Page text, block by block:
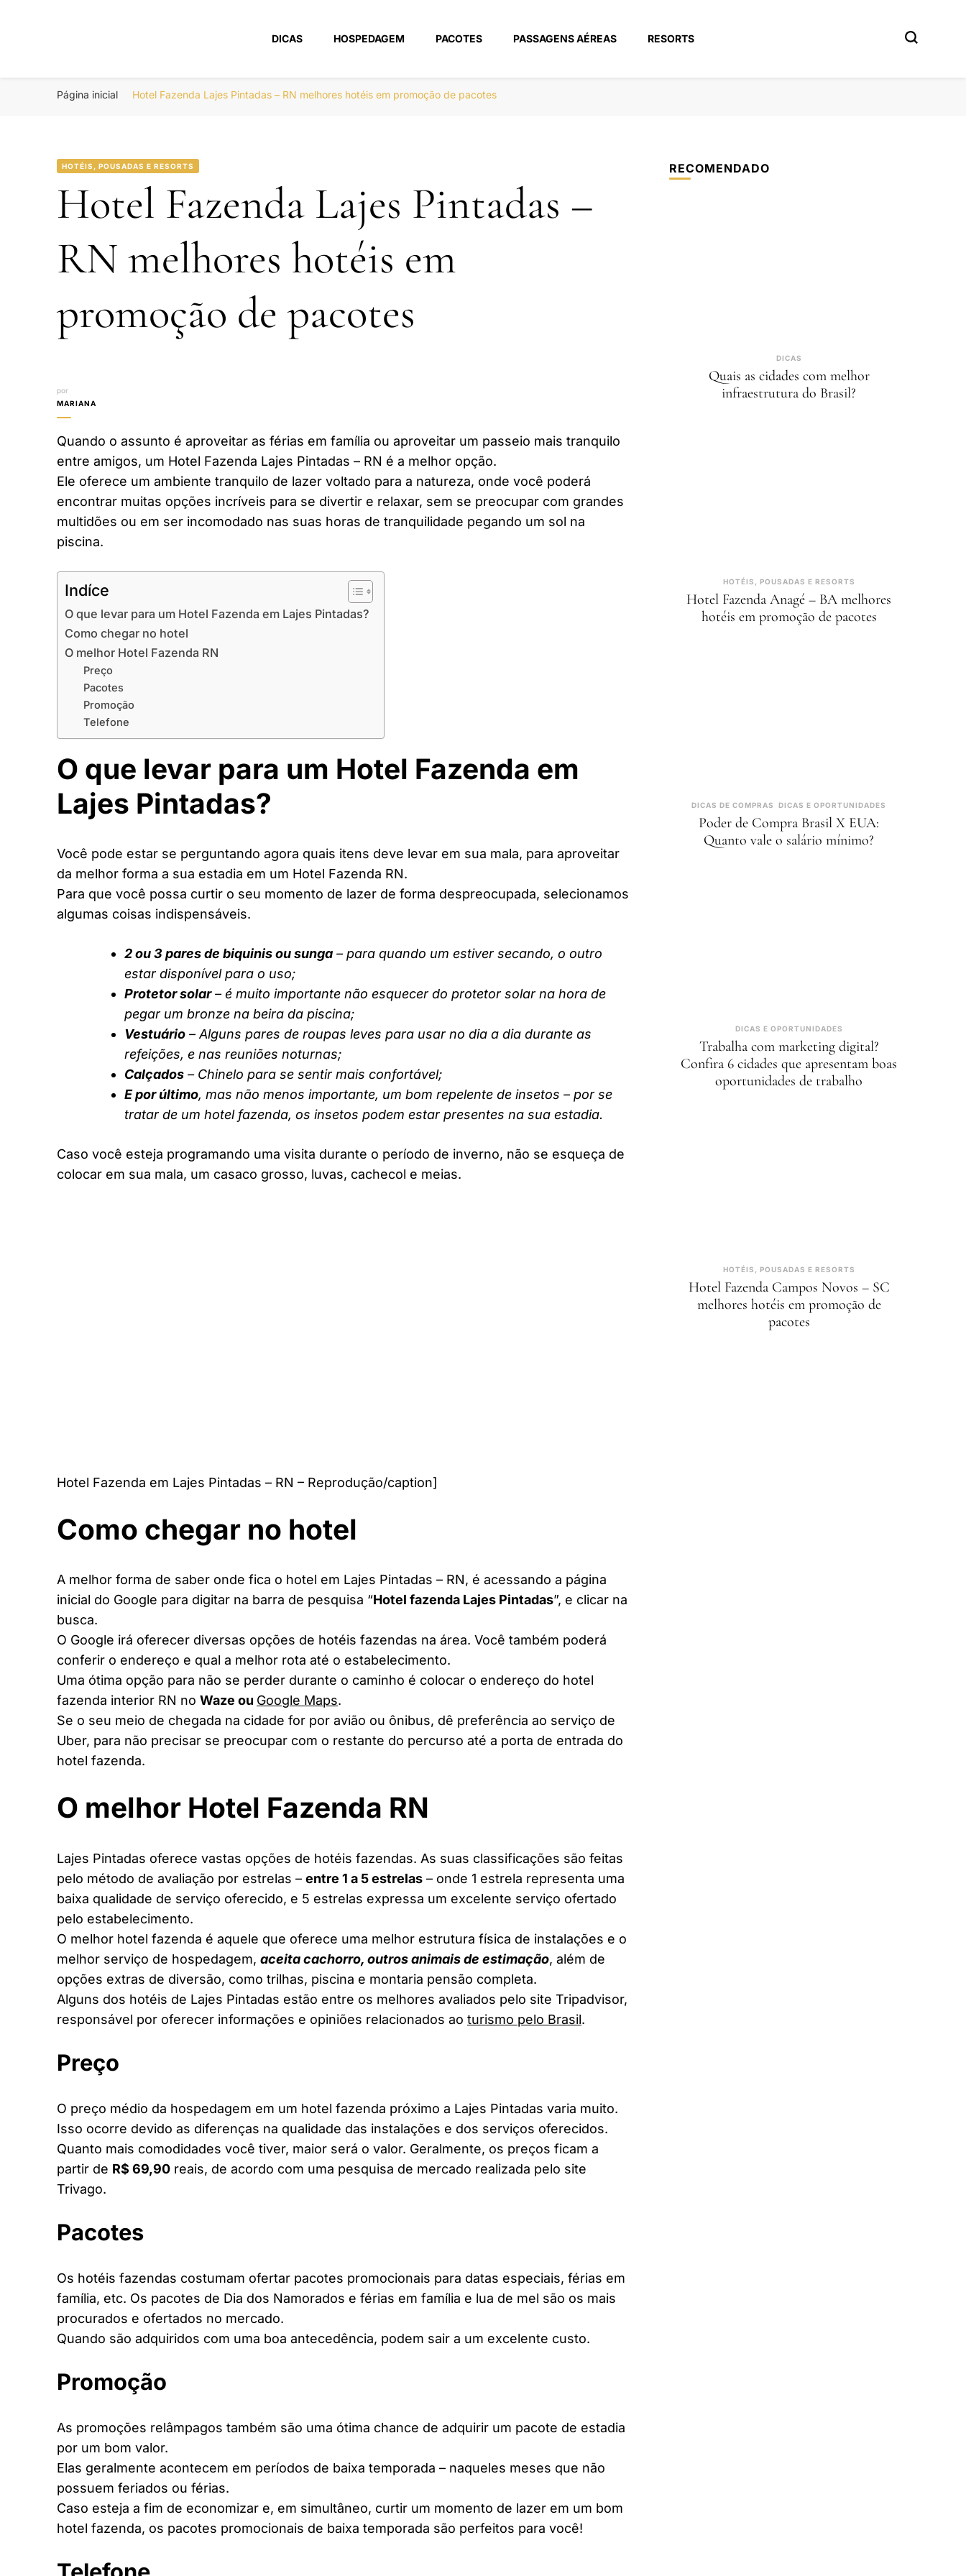
Portal Boa Viagem
DICAS HOSPEDAGEM PACOTES PASSAGENS AÉREAS RESORTS
Página inicial Hotel Fazenda Lajes Pintadas – RN melhores hotéis em promoção de pacotes
HOTÉIS, POUSADAS E RESORTS
Hotel Fazenda Lajes Pintadas –
RN melhores hotéis em
promoção de pacotes
por
MARIANA
Quando o assunto é aproveitar as férias em família ou aproveitar um passeio mais tranquilo
entre amigos, um Hotel Fazenda Lajes Pintadas – RN é a melhor opção.
Ele oferece um ambiente tranquilo de lazer voltado para a natureza, onde você poderá
encontrar muitas opções incríveis para se divertir e relaxar, sem se preocupar com grandes
multidões ou em ser incomodado nas suas horas de tranquilidade pegando um sol na
piscina.
Indíce
O que levar para um Hotel Fazenda em Lajes Pintadas?
Como chegar no hotel
O melhor Hotel Fazenda RN
Preço
Pacotes
Promoção
Telefone
O que levar para um Hotel Fazenda em
Lajes Pintadas?
Você pode estar se perguntando agora quais itens deve levar em sua mala, para aproveitar
da melhor forma a sua estadia em um Hotel Fazenda RN.
Para que você possa curtir o seu momento de lazer de forma despreocupada, selecionamos
algumas coisas indispensáveis.
2 ou 3 pares de biquinis ou sunga – para quando um estiver secando, o outro
estar disponível para o uso;
Protetor solar– é muito importante não esquecer do protetor solar na hora de
pegar um bronze na beira da piscina;
Vestuário – Alguns pares de roupas leves para usar no dia a dia durante as
refeições, e nas reuniões noturnas;
Calçados – Chinelo para se sentir mais confortável;
E por último, mas não menos importante, um bom repelente de insetos – por se
tratar de um hotel fazenda, os insetos podem estar presentes na sua estadia.
Caso você esteja programando uma visita durante o período de inverno, não se esqueça de
colocar em sua mala, um casaco grosso, luvas, cachecol e meias.
Hotel Fazenda em Lajes Pintadas – RN – Reprodução/caption]
Como chegar no hotel
A melhor forma de saber onde fica o hotel em Lajes Pintadas – RN, é acessando a página
inicial do Google para digitar na barra de pesquisa “Hotel fazenda Lajes Pintadas”, e clicar na
busca.
O Google irá oferecer diversas opções de hotéis fazendas na área. Você também poderá
conferir o endereço e qual a melhor rota até o estabelecimento.
Uma ótima opção para não se perder durante o caminho é colocar o endereço do hotel
fazenda interior RN no Waze ou Google Maps.
Se o seu meio de chegada na cidade for por avião ou ônibus, dê preferência ao serviço de
Uber, para não precisar se preocupar com o restante do percurso até a porta de entrada do
hotel fazenda.
O melhor Hotel Fazenda RN
Lajes Pintadas oferece vastas opções de hotéis fazendas. As suas classificações são feitas
pelo método de avaliação por estrelas – entre 1 a 5 estrelas – onde 1 estrela representa uma
baixa qualidade de serviço oferecido, e 5 estrelas expressa um excelente serviço ofertado
pelo estabelecimento.
O melhor hotel fazenda é aquele que oferece uma melhor estrutura física de instalações e o
melhor serviço de hospedagem, aceita cachorro, outros animais de estimação, além de
opções extras de diversão, como trilhas, piscina e montaria pensão completa.
Alguns dos hotéis de Lajes Pintadas estão entre os melhores avaliados pelo site Tripadvisor,
responsável por oferecer informações e opiniões relacionados ao turismo pelo Brasil.
Preço
O preço médio da hospedagem em um hotel fazenda próximo a Lajes Pintadas varia muito.
Isso ocorre devido as diferenças na qualidade das instalações e dos serviços oferecidos.
Quanto mais comodidades você tiver, maior será o valor. Geralmente, os preços ficam a
partir de R$ 69,90 reais, de acordo com uma pesquisa de mercado realizada pelo site
Trivago.
Pacotes
Os hotéis fazendas costumam ofertar pacotes promocionais para datas especiais, férias em
família, etc. Os pacotes de Dia dos Namorados e férias em família e lua de mel são os mais
procurados e ofertados no mercado.
Quando são adquiridos com uma boa antecedência, podem sair a um excelente custo.
Promoção
As promoções relâmpagos também são uma ótima chance de adquirir um pacote de estadia
por um bom valor.
Elas geralmente acontecem em períodos de baixa temporada – naqueles meses que não
possuem feriados ou férias.
Caso esteja a fim de economizar e, em simultâneo, curtir um momento de lazer em um bom
hotel fazenda, os pacotes promocionais de baixa temporada são perfeitos para você!
RECOMENDADO
DICAS
Quais as cidades com melhor
infraestrutura do Brasil?
HOTÉIS, POUSADAS E RESORTS
Hotel Fazenda Anagé – BA melhores
hotéis em promoção de pacotes
DICAS DE COMPRAS DICAS E OPORTUNIDADES
Poder de Compra Brasil X EUA:
Quanto vale o salário mínimo?
DICAS E OPORTUNIDADES
Trabalha com marketing digital?
Confira 6 cidades que apresentam boas
oportunidades de trabalho
HOTÉIS, POUSADAS E RESORTS
Hotel Fazenda Campos Novos – SC
melhores hotéis em promoção de
pacotes